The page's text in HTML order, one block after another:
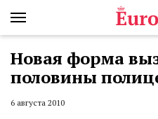
Новая форма
половины
6 августа 2010